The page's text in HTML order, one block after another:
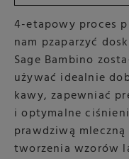
4-etapowy proces
nam pzaparzyć
Sage Bambino
używać idealnie
kawy, zapewniać
i optymalne
prawdziwą
tworzenia wzorów